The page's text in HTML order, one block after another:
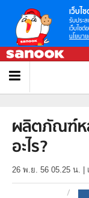
เว็บไ
รับประ
เว็บไซต์
นโยบา
ผลิตภัณฑ์ห
อะไร?
26 พ.ย. 56 05.25 น.